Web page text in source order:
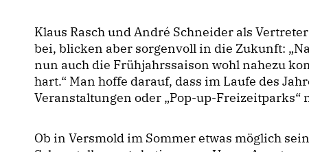
Klaus Rasch und André Schneider als
bei, blicken aber sorgenvoll in die Zukunft:
nun auch die Frühjahrssaison wohl nahezu
hart.“ Man hoffe darauf, dass im Laufe des
Veranstaltungen oder „Pop-up-Freizeitparks“
Ob in Versmold im Sommer etwas möglich